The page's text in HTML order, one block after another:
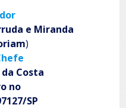
e Miranda
)
Costa
no
SP